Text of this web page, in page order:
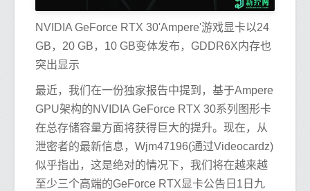
NVIDIA GeForce RTX 30'Ampere'游戏显卡以24
GB，20 GB，10 GB变体发布，GDDR6X内存也
突出显示
最近，我们在一份独家报告中提到，基于Ampere
GPU架构的NVIDIA GeForce RTX 30系列图形卡
在总存储容量方面将获得巨大的提升。现在，从
泄密者的最新信息，Wjm47196(通过Videocardz)
似乎指出，这是绝对的情况下，我们将在越来越
至少三个高端的GeForce RTX显卡公告日1日九